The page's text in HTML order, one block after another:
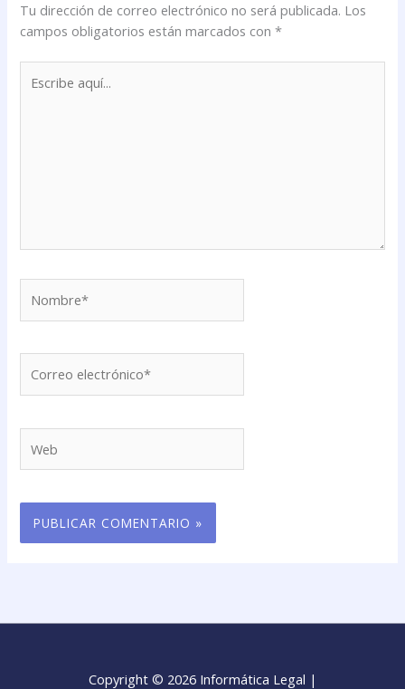
Tu dirección de correo electrónico no será publicada. Los
campos obligatorios están marcados con*
aquí...
electrónico*
Copyright © 2026 Informática Legal |